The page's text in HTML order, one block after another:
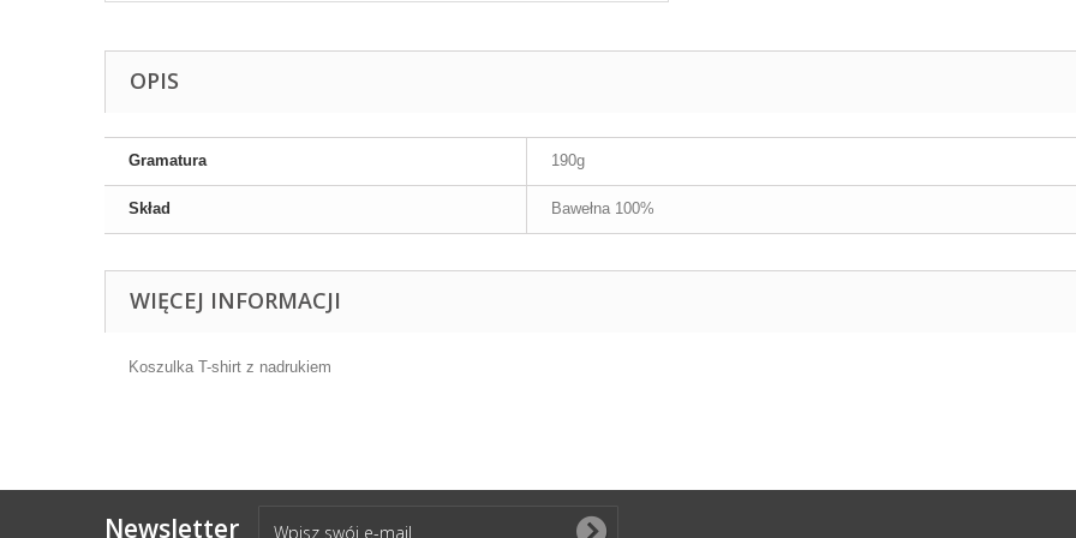
OPIS
Gramatura 190g
Skład Bawełna 100%
WIĘCEJ INFORMACJI
Koszulka T-shirt z nadrukiem
Newsletter